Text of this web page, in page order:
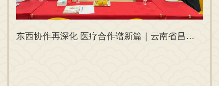
东西协作再深化 医疗合作谱新篇｜云南省昌宁县政府考察团赴无锡安国医院考察交流